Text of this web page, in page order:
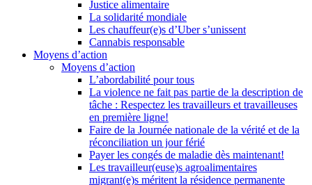
Justice alimentaire
La solidarité mondiale
Les chauffeur(e)s d’Uber s’unissent
Cannabis responsable
Moyens d’action
Moyens d’action
L’abordabilité pour tous
La violence ne fait pas partie de la description de
tâche : Respectez les travailleurs et travailleuses
en première ligne!
Faire de la Journée nationale de la vérité et de la
réconciliation un jour férié
Payer les congés de maladie dès maintenant!
Les travailleur(euse)s agroalimentaires
migrant(e)s méritent la résidence permanente